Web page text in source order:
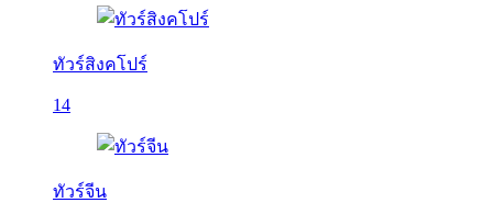
ทัวร์สิงคโปร์
14
ทัวร์จีน